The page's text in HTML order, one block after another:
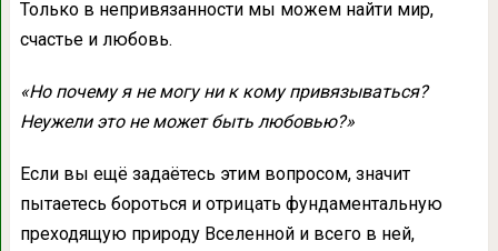
Только в непривязанности мы можем найти мир,
счастье и любовь.
«Но почему я не могу ни к кому привязываться?
Неужели это не может быть любовью?»
Если вы ещё задаётесь этим вопросом, значит
пытаетесь бороться и отрицать фундаментальную
преходящую природу Вселенной и всего в ней,